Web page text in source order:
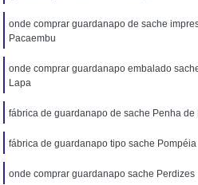
onde comprar guardanapo de sache
Pacaembu
onde comprar guardanapo embalado
Lapa
fábrica de guardanapo de sache Penha de
fábrica de guardanapo tipo sache Pompéia
onde comprar guardanapo sache Perdizes